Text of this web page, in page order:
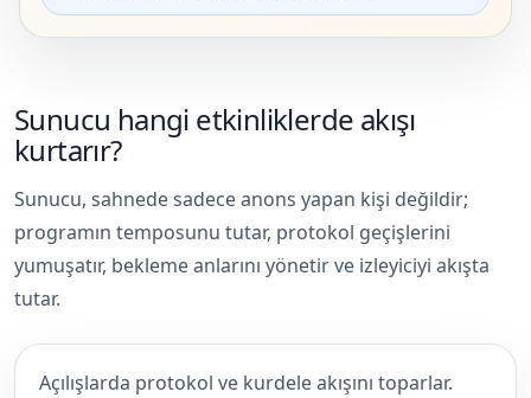
Sunucu hangi etkinliklerde akışı
kurtarır?
Sunucu, sahnede sadece anons yapan kişi değildir;
programın temposunu tutar, protokol geçişlerini
yumuşatır, bekleme anlarını yönetir ve izleyiciyi akışta
tutar.
Açılışlarda protokol ve kurdele akışını toparlar.